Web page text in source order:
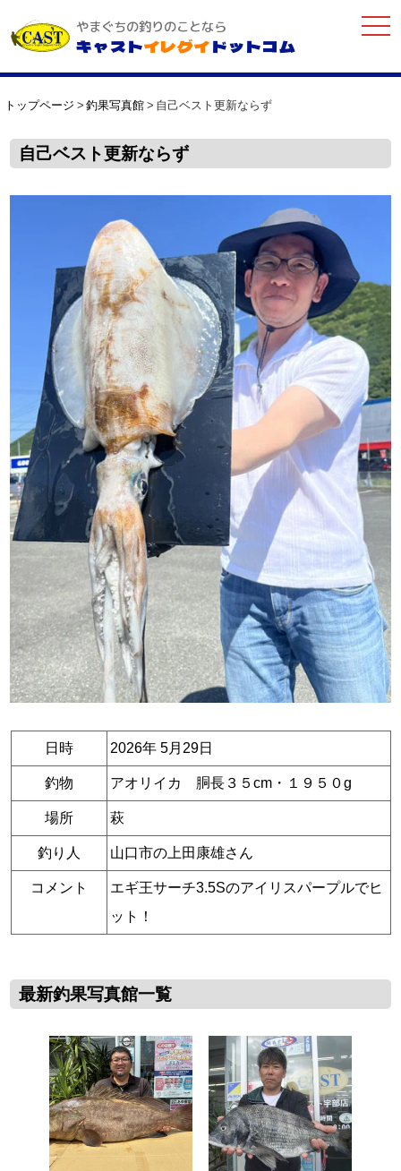
やまぐちの釣りのことなら
キャストイレグイドットコム
トップページ 釣果写真館 自己ベスト更新ならず
自己ベスト更新ならず
日時 2026年 5月29日
釣物 アオリイカ 胴長３５cm・１９５０g
場所 萩
釣り人 山口市の上田康雄さん
コメント
エギ王サーチ3.5Sのアイリスパープルでヒ
ット！
最新釣果写真館一覧